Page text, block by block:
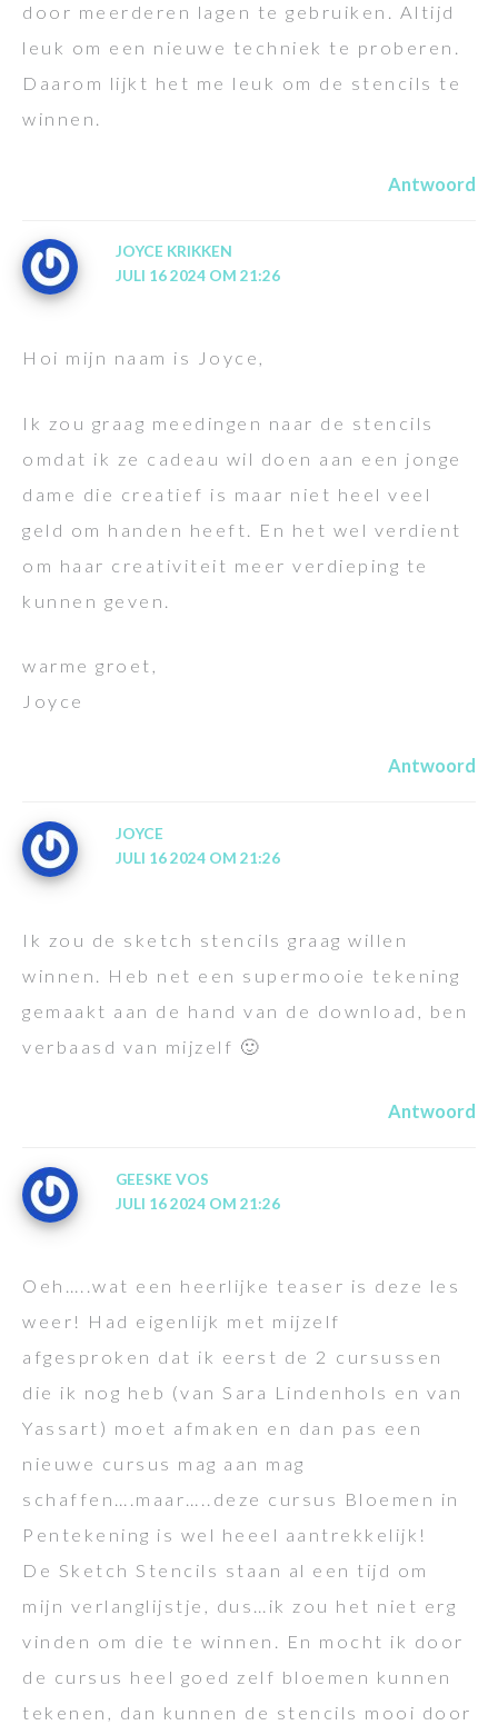
door meerderen lagen te gebruiken. Altijd
leuk om een nieuwe techniek te proberen.
Daarom lijkt het me leuk om de stencils te
winnen.
Antwoord
JOYCE KRIKKEN
JULI 16 2024 OM 21:26
Hoi mijn naam is Joyce,
Ik zou graag meedingen naar de stencils
omdat ik ze cadeau wil doen aan een jonge
dame die creatief is maar niet heel veel
geld om handen heeft. En het wel verdient
om haar creativiteit meer verdieping te
kunnen geven.
warme groet,
Joyce
Antwoord
JOYCE
JULI 16 2024 OM 21:26
Ik zou de sketch stencils graag willen
winnen. Heb net een supermooie tekening
gemaakt aan de hand van de download, ben
verbaasd van mijzelf 🙂
Antwoord
GEESKE VOS
JULI 16 2024 OM 21:26
Oeh…..wat een heerlijke teaser is deze les
weer! Had eigenlijk met mijzelf
afgesproken dat ik eerst de 2 cursussen
die ik nog heb (van Sara Lindenhols en van
Yassart) moet afmaken en dan pas een
nieuwe cursus mag aan mag
schaffen….maar…..deze cursus Bloemen in
Pentekening is wel heeel aantrekkelijk!
De Sketch Stencils staan al een tijd om
mijn verlanglijstje, dus…ik zou het niet erg
vinden om die te winnen. En mocht ik door
de cursus heel goed zelf bloemen kunnen
tekenen, dan kunnen de stencils mooi door